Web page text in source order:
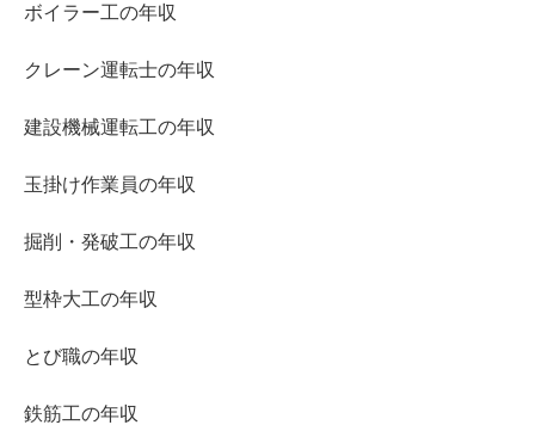
ボイラー工の年収
クレーン運転士の年収
建設機械運転工の年収
玉掛け作業員の年収
掘削・発破工の年収
型枠大工の年収
とび職の年収
鉄筋工の年収